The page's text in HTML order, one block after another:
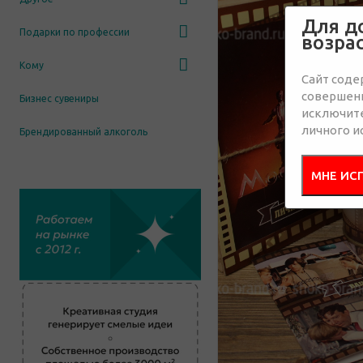
Подарки по профессии
Кому
Бизнес сувениры
Брендированный алкоголь
Для
Сайт
личного
МНЕ